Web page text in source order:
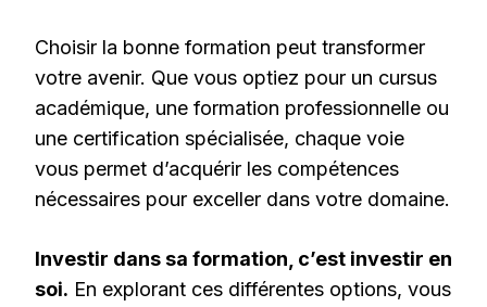
Choisir la bonne formation peut transformer
votre avenir. Que vous optiez pour un cursus
académique, une formation professionnelle ou
une certification spécialisée, chaque voie
vous permet d’acquérir les compétences
nécessaires pour exceller dans votre domaine.
Investir dans sa formation, c’est investir en
soi. En explorant ces différentes options, vous